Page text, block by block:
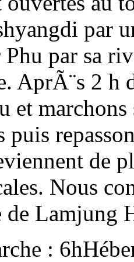
par
par sa
AprÃ¨s 2 h
et
puis
de
Nous
Lamjung
: 6h